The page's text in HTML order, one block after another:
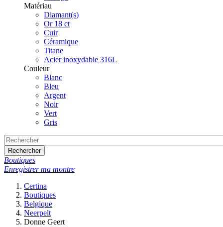
Matériau
Diamant(s)
Or 18 ct
Cuir
Céramique
Titane
Acier inoxydable 316L
Couleur
Blanc
Bleu
Argent
Noir
Vert
Gris
Rechercher
Boutiques
Enregistrer ma montre
Certina
Boutiques
Belgique
Neerpelt
Donne Geert